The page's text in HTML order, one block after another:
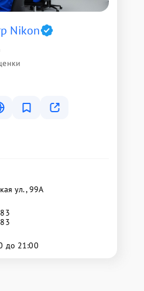
Nikon
ул., 99А
до 21:00